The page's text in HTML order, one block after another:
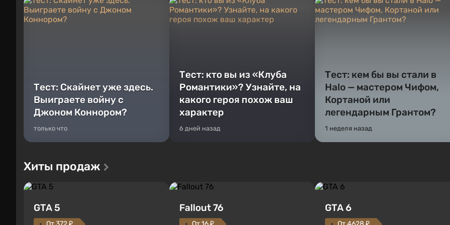
Тест: Скайнет уже здесь.
Выиграете войну с
Джоном Коннором?
только что
Тест: кто вы из «Клуба
Романтики»? Узнайте, на
какого героя похож ваш
характер
6 дней назад
Тест: кем бы вы стали в
Halo — мастером Чифом,
Кортаной или
легендарным Грантом?
1 неделя назад
Хиты продаж
GTA 5 Fallout 76 GTA 6